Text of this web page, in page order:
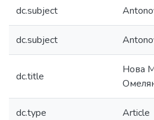
dc.subject
dc.subject
dc.title
Нова
dc.type Article